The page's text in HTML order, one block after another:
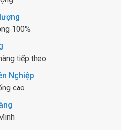
100%
tiếp theo
Nghiệp
cao